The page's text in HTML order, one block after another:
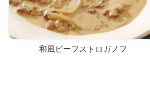
和風ビーフストロガノフ